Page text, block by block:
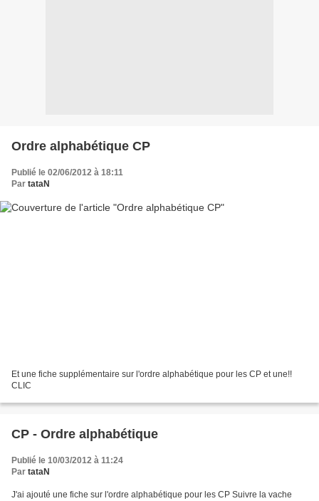
Ordre alphabétique CP
Publié le 02/06/2012 à 18:11
Par tataN
Et une fiche supplémentaire sur l'ordre alphabétique pour les CP et une!!
CLIC
CP - Ordre alphabétique
Publié le 10/03/2012 à 11:24
Par tataN
J'ai ajouté une fiche sur l'ordre alphabétique pour les CP Suivre la vache